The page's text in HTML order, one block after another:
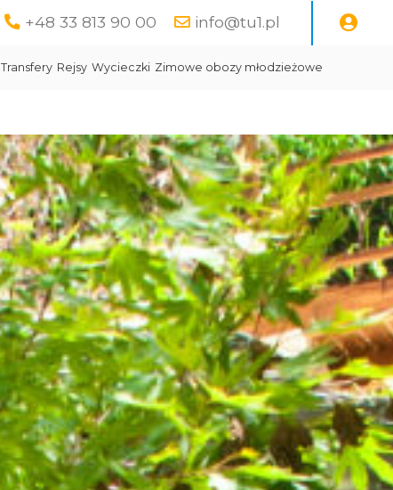
+48 33 813 90 00 info@tu1.pl
Transfery Rejsy Wycieczki Zimowe obozy młodzieżowe